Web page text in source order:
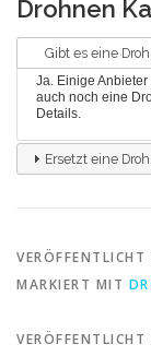
Drohnen
Gibt es eine
Ja. Einige
auch noch eine
Details
Ersetzt eine
VERÖFFENTLICHT
MARKIERT MIT
VERÖFFENTLICHT